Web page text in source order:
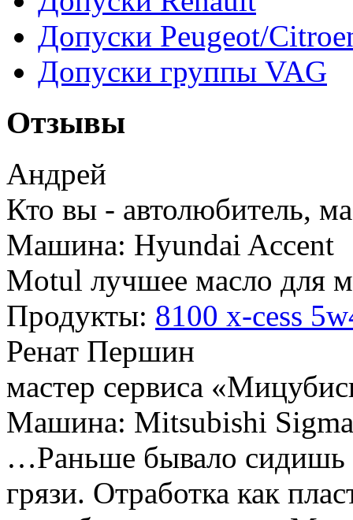
Допуски Peugeot/
Допуски группы VAG
Отзывы
Андрей
Кто вы - автолюбитель,
Машина: Hyundai Accent
Motul лучшее масло для
Продукты: 8100 x-cess
Ренат Першин
мастер сервиса
Машина: Mitsubishi Sigma
…Раньше бывало
грязи. Отработка как